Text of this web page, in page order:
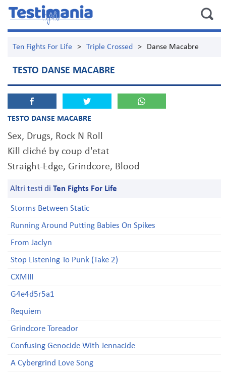
Ten Fights For Life > Triple Crossed > Danse Macabre
TESTO DANSE MACABRE
TESTO DANSE MACABRE
Sex, Drugs, Rock N Roll
Kill cliché by coup d'etat
Straight-Edge, Grindcore, Blood
Altri testi di Ten Fights For Life
Storms Between Static
Running Around Putting Babies On Spikes
From Jaclyn
Stop Listening To Punk (Take 2)
CXMIII
G4e4d5r5a1
Requiem
Grindcore Toreador
Confusing Genocide With Jennacide
A Cybergrind Love Song